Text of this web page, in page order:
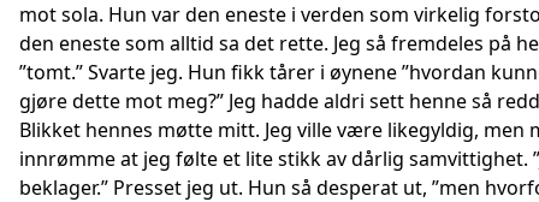
mot sola. Hun var den eneste i verden som virkelig
den eneste som alltid sa det rette. Jeg så fremdeles på
”tomt.” Svarte jeg. Hun fikk tårer i øynene ”hvordan
gjøre dette mot meg?” Jeg hadde aldri sett henne så
Blikket hennes møtte mitt. Jeg ville være likegyldig, men
innrømme at jeg følte et lite stikk av dårlig samvittighet.
beklager.” Presset jeg ut. Hun så desperat ut, ”men